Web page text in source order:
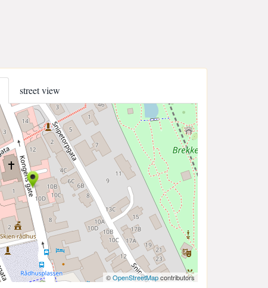
street view
©OpenStreetMapcontributors